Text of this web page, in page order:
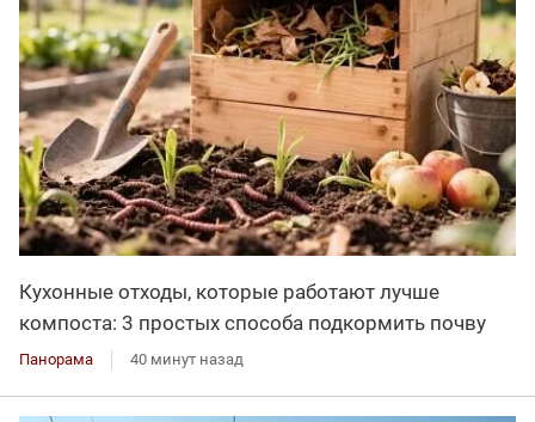
Кухонные отходы, которые работают лучше
компоста: 3 простых способа подкормить почву
Панорама 40 минут назад